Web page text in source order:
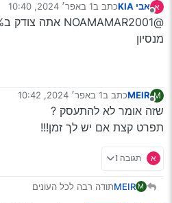
טוב ונראה טוב
לעת עתה החלטתי לא לקנות
שהועמסו על הרכב מה שקצת
א
מנותק
אבי KIA כתב ב1 באפר׳ 2024, 10:40
נערך לאחרונה על ידי
@NOAMAMAR2001 אתה צודק ב100%
מנסיון
M
MEIRכתב ב1 באפר׳ 2024, 10:42
נערך לאחרונה על ידי
שזה אומר לא להתעסק ?
תפרט קצת אם יש לך זמן!!!
א תגובה 1
M
MEIRתודה רבה לכל העונים